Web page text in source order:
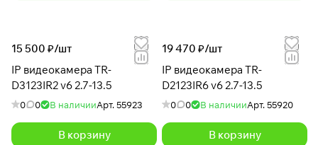
15 500 ₽/шт
IP видеокамера TR-
D3123IR2 v6 2.7-13.5
0 0 В наличииАрт.55923
В корзину
19 470 ₽/шт
IP видеокамера TR-
D2123IR6 v6 2.7-13.5
0 0 В наличииАрт.55920
В корзину